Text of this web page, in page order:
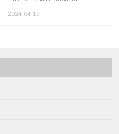
2024-04-15